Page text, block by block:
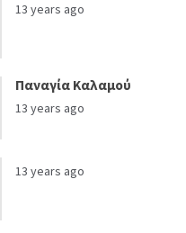
13 years ago
Παναγία Καλαμού
13 years ago
13 years ago